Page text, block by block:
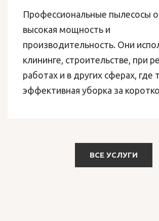
Профессиональные пылесосы
высокая мощность и
производительность. Они
клининге, строительстве, при
работах и в других сферах, где
эффективная уборка за
ВСЕ УСЛУГИ